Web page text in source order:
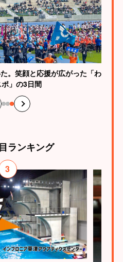
。笑顔と応援が広がった「わ
」の3日間
ランキング
3